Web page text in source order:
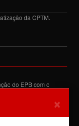
da CPTM.
do EPB com o
a luta é o caminho e
×